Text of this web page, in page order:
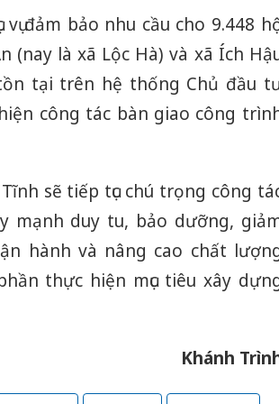
đảm bảo nhu cầu cho 9.448
(nay là xã Lộc Hà) và xã Ích
tại trên hệ thống Chủ đầu
công tác bàn giao công
sẽ tiếp tục chú trọng công
mạnh duy tu, bảo dưỡng,
hành và nâng cao chất
thực hiện mục tiêu xây
Khánh